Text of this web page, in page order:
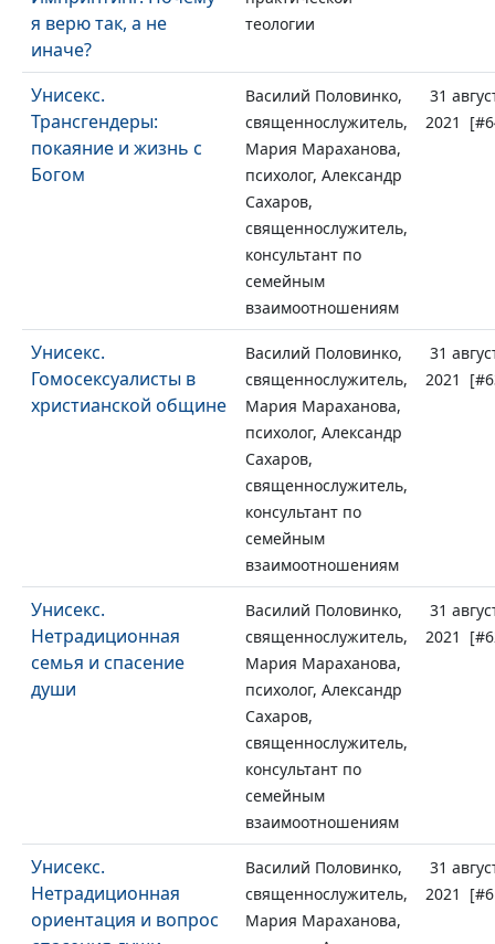
я верю так, а не
иначе?
теологии
Унисекс.
Трансгендеры:
покаяние и жизнь с
Богом
Василий Половинко,
священнослужитель,
Мария Мараханова,
психолог, Александр
Сахаров,
священнослужитель,
консультант по
семейным
взаимоотношениям
31
2021
Унисекс.
Гомосексуалисты в
христианской общине
Василий Половинко,
священнослужитель,
Мария Мараханова,
психолог, Александр
Сахаров,
священнослужитель,
консультант по
семейным
взаимоотношениям
31
2021
Унисекс.
Нетрадиционная
семья и спасение
души
Василий Половинко,
священнослужитель,
Мария Мараханова,
психолог, Александр
Сахаров,
священнослужитель,
консультант по
семейным
взаимоотношениям
31
2021
Унисекс.
Нетрадиционная
ориентация и вопрос
Василий Половинко,
священнослужитель,
Мария Мараханова,
31
2021